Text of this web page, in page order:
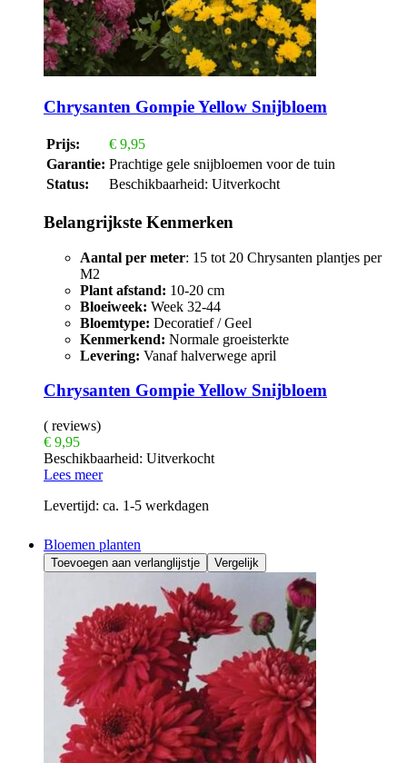
Chrysanten Gompie Yellow Snijbloem
Prijs: € 9,95
Garantie: Prachtige gele snijbloemen voor de tuin
Status:
Beschikbaarheid: Uitverkocht
Belangrijkste Kenmerken
Aantal per meter: 15 tot 20 Chrysanten plantjes per
M2
Plant afstand: 10-20 cm
Bloeiweek: Week 32-44
Bloemtype: Decoratief / Geel
Kenmerkend: Normale groeisterkte
Levering: Vanaf halverwege april
Chrysanten Gompie Yellow Snijbloem
( reviews)
€ 9,95
Beschikbaarheid: Uitverkocht
Lees meer
Levertijd: ca. 1-5 werkdagen
Bloemen planten
Toevoegen aan verlanglijstje Vergelijk